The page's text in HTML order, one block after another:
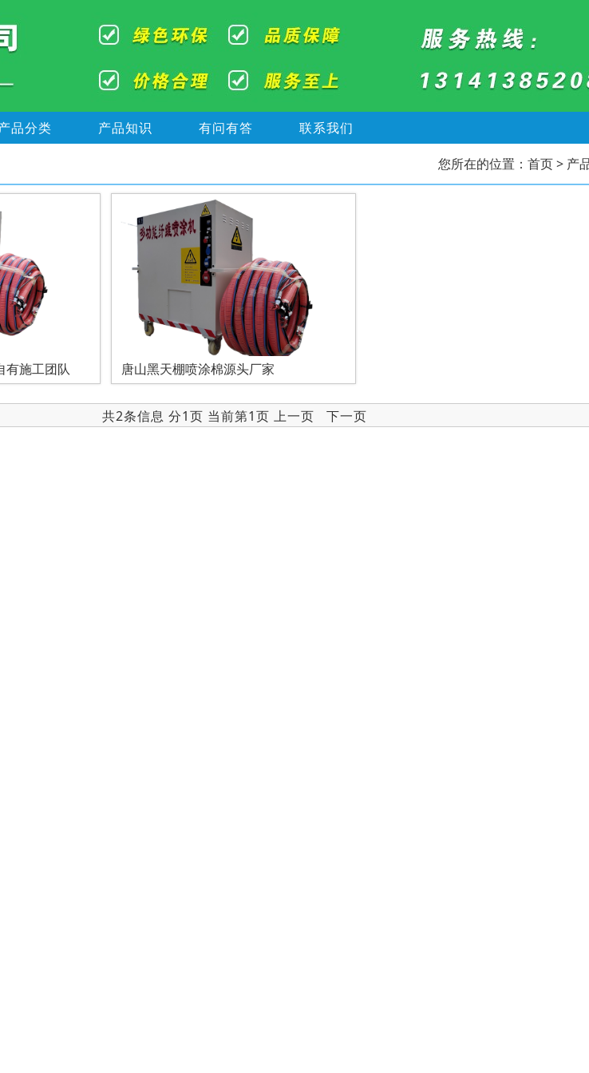
品分类 产品知识 有问有答 联系我们
您所在的位置： 首页> 产
有施工团队 唐山黑天棚喷涂棉源头厂家
共2条信息 分1页 当前第1页 上一页 下一页